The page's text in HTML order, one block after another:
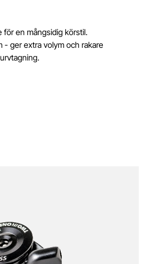
för en mångsidig körstil.
- ger extra volym och rakare